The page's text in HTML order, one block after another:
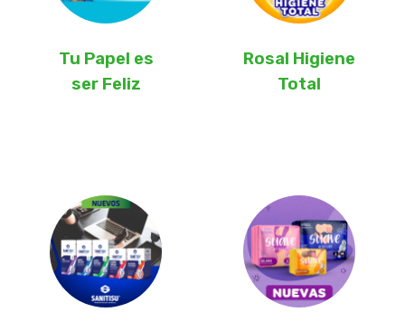
Tu Papel es
ser Feliz
Rosal Higiene
Total